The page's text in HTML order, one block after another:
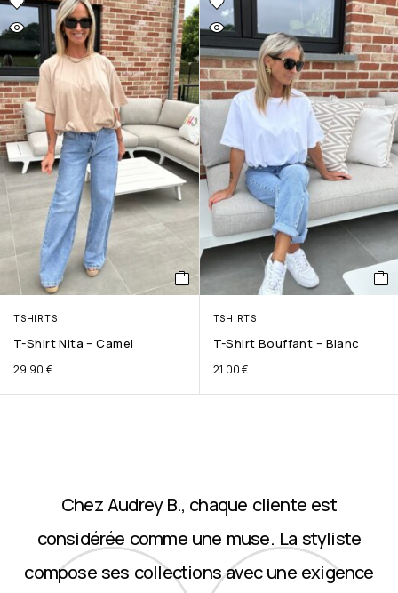
TSHIRTS
T-Shirt Nita – Camel
29.90 €
TSHIRTS
T-Shirt Bouffant – Blanc
21.00€
Chez Audrey B., chaque cliente est
considérée comme une muse. La styliste
compose ses collections avec une exigence